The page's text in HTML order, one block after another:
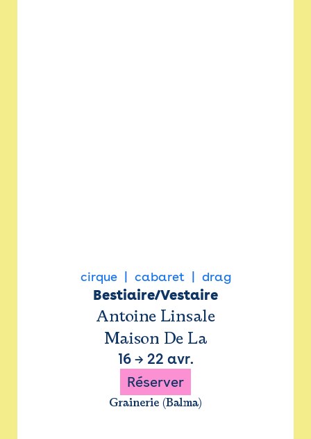
cirque cabaret drag
Bestiaire/Vestaire
Antoine Linsale
Maison De La
16→ 22 avr.
Réserver
Grainerie (Balma)